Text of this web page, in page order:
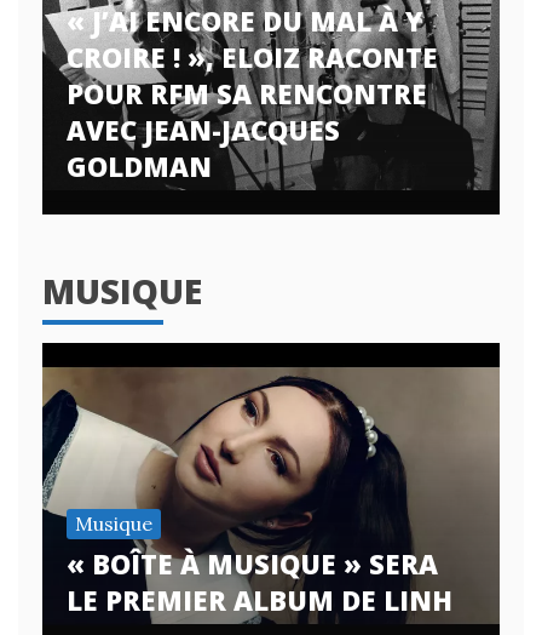
« J’AI ENCORE DU MAL À Y
CROIRE ! », ELOIZ RACONTE
POUR RFM SA RENCONTRE
AVEC JEAN-JACQUES
GOLDMAN
MUSIQUE
Musique
« BOÎTE À MUSIQUE » SERA
LE PREMIER ALBUM DE LINH